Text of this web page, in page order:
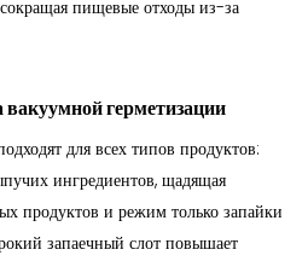
пищевые отходы из-за
герметизации
для всех типов продуктов:
ингредиентов, щадящая
продуктов и режим только запайки
запаечный слот повышает